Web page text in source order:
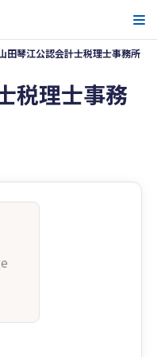
田琴江公認会計士税理士事務所
税理士事務